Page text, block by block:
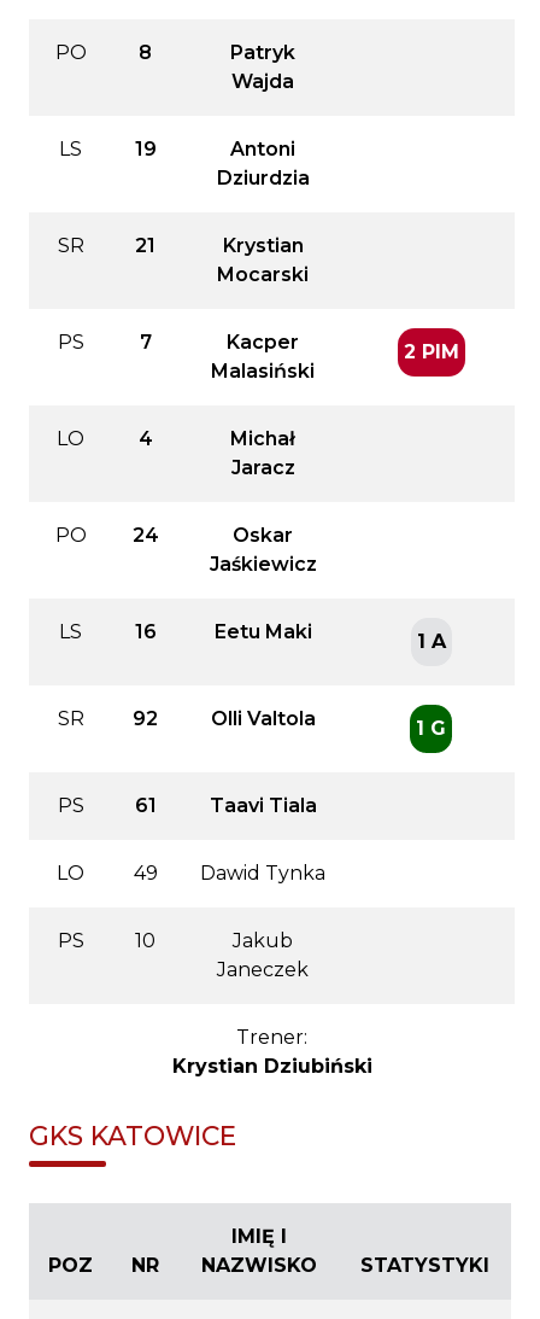
PO 8
Patryk
Wajda
LS 19
Antoni
Dziurdzia
SR 21
Krystian
Mocarski
PS 7
Kacper
Malasiński
2 PIM
LO 4
Michał
Jaracz
PO 24
Oskar
Jaśkiewicz
LS 16 Eetu Maki 1 A
SR 92 Olli Valtola 1 G
PS 61 Taavi Tiala
LO 49 Dawid Tynka
PS 10
Jakub
Janeczek
Trener:
Krystian Dziubiński
GKS KATOWICE
POZ NR
IMIĘ I
NAZWISKO
STATYSTYKI